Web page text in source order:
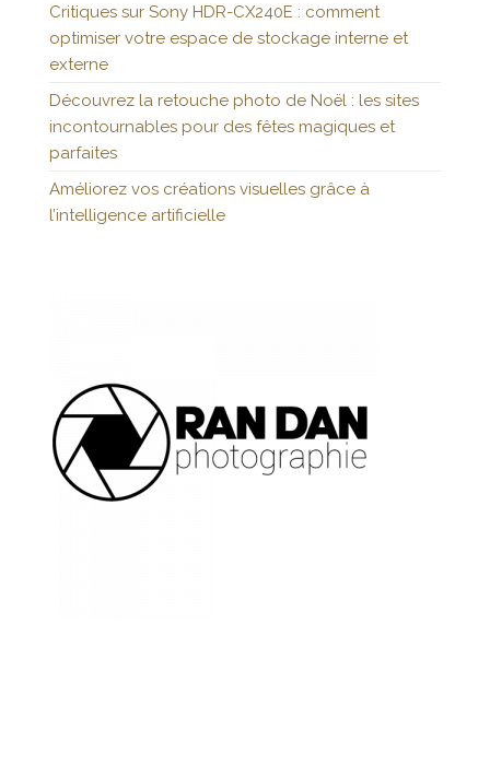
Critiques sur Sony HDR-CX240E : comment
optimiser votre espace de stockage interne et
externe
Découvrez la retouche photo de Noël : les sites
incontournables pour des fêtes magiques et
parfaites
Améliorez vos créations visuelles grâce à
l’intelligence artificielle